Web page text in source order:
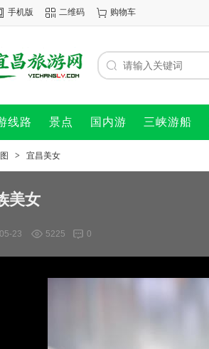
手机版 二维码 购物车
线路 景点 国内游 三峡游船
> 宜昌美女
美女
23 5225 0